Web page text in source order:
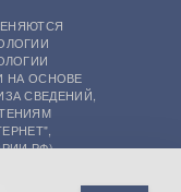
НА ОСНОВЕ
СВЕДЕНИЙ,
РФ)